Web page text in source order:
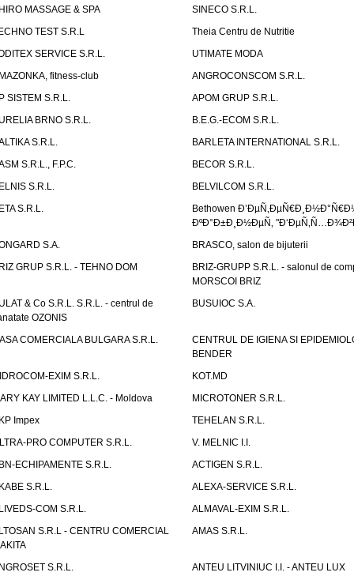
MASSAGE & SPA
SINECO S.R.L.
TEST S.R.L
Theia Centru de Nutritie
SERVICE S.R.L.
UTIMATE MODA
fitness-club
ANGROCONSCOM S.R.L.
SISTEM S.R.L.
APOM GRUP S.R.L.
BRNO S.R.L.
B.E.G.-ECOM S.R.L.
S.R.L.
BARLETA INTERNATIONAL S.R.L.
S.R.L., F.P.C.
BECOR S.R.L.
S.R.L.
BELVILCOM S.R.L.
S.R.L.
Bethowen
ÐºÐ°Ð±Ð¸Ð½ÐµÑ‚
S.A.
BRASCO, salon de bijuterii
GRUP S.R.L. - TEHNO DOM
BRIZ-GRUPP S.R.L. - salonul de
MORSCOI BRIZ
& Co S.R.L. S.R.L. - centrul de
OZONIS
BUSUIOC S.A.
COMERCIALA BULGARA S.R.L.
CENTRUL DE IGIENA SI
BENDER
EXIM S.R.L.
KOT.MD
KAY LIMITED L.L.C. - Moldova
MICROTONER S.R.L.
Impex
TEHELAN S.R.L.
PRO COMPUTER S.R.L.
V. MELNIC I.I.
ECHIPAMENTE S.R.L.
ACTIGEN S.R.L.
S.R.L.
ALEXA-SERVICE S.R.L.
COM S.R.L.
ALMAVAL-EXIM S.R.L.
S.R.L - CENTRU COMERCIAL
AMAS S.R.L.
S.R.L.
ANTEU LITVINIUC I.I. - ANTEU LUX